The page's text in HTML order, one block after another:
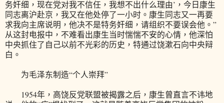
务奸细，现在党对我不信任，我想不出什么理由’，今日康生
同志离沪赴京，我又在他处停了一小时。康生同志又一再要
求我向主席说明，他决不是特务奸细，请组织不要误会他。”
从这封电报中，不难看出康生当时惴惴不安的心情，他深怕
中央抓住了自己以前不光彩的历史，特通过饶漱石向中央辩
白。
为毛泽东制造“个人崇拜”
1954年，高饶反党联盟被揭露之后，康生曾直言不讳地